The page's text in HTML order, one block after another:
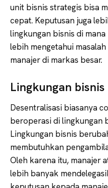
unit bisnis strategis bisa
cepat. Keputusan juga
lingkungan bisnis di
lebih mengetahui
manajer di markas besar.
Lingkungan bisnis
Desentralisasi biasanya
beroperasi di lingkungan
Lingkungan bisnis
membutuhkan
Oleh karena itu, manajer
lebih banyak